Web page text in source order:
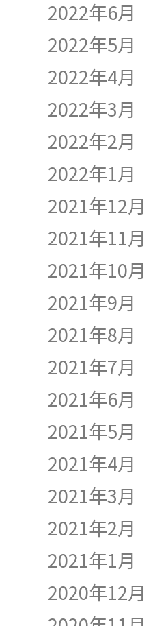
2022年6月
2022年5月
2022年4月
2022年3月
2022年2月
2022年1月
2021年12月
2021年11月
2021年10月
2021年9月
2021年8月
2021年7月
2021年6月
2021年5月
2021年4月
2021年3月
2021年2月
2021年1月
2020年12月